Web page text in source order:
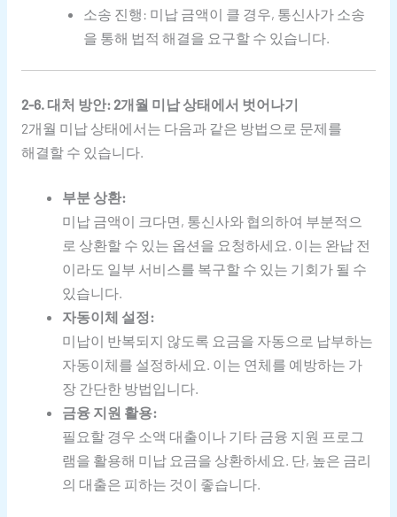
소송 진행: 미납 금액이 클 경우, 통신사가 소송
을 통해 법적 해결을 요구할 수 있습니다.
2-6. 대처 방안: 2개월 미납 상태에서 벗어나기
2개월 미납 상태에서는 다음과 같은 방법으로 문제를
해결할 수 있습니다.
부분 상환:
미납 금액이 크다면, 통신사와 협의하여 부분적으
로 상환할 수 있는 옵션을 요청하세요. 이는 완납 전
이라도 일부 서비스를 복구할 수 있는 기회가 될 수
있습니다.
자동이체 설정:
미납이 반복되지 않도록 요금을 자동으로 납부하는
자동이체를 설정하세요. 이는 연체를 예방하는 가
장 간단한 방법입니다.
금융 지원 활용:
필요할 경우 소액 대출이나 기타 금융 지원 프로그
램을 활용해 미납 요금을 상환하세요. 단, 높은 금리
의 대출은 피하는 것이 좋습니다.